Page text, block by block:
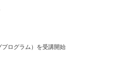
ログラム）を受講開始